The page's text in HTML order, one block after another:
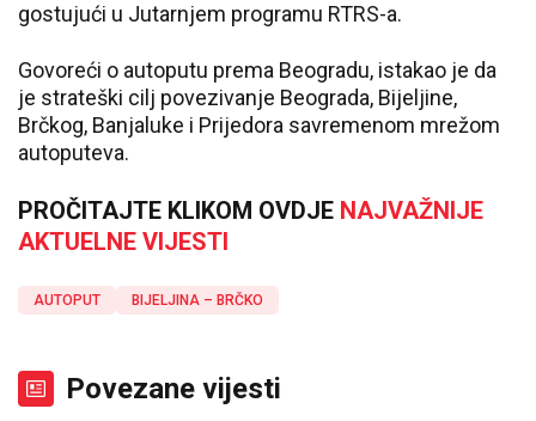
gostujući u Jutarnjem programu RTRS-a.
Govoreći o autoputu prema Beogradu, istakao je da
je strateški cilj povezivanje Beograda, Bijeljine,
Brčkog, Banjaluke i Prijedora savremenom mrežom
autoputeva.
PROČITAJTE KLIKOM OVDJE NAJVAŽNIJE
AKTUELNE VIJESTI
AUTOPUT BIJELJINA – BRČKO
Povezane vijesti